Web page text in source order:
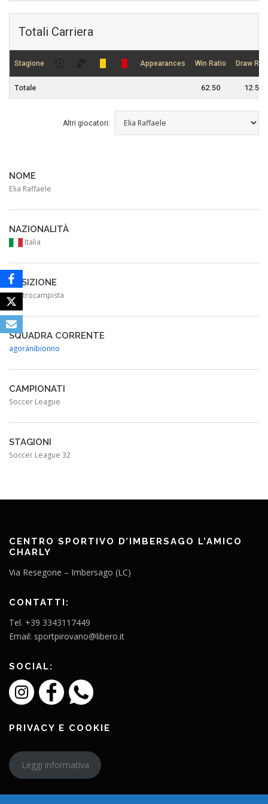
Totali Carriera
Stagione Appearances Win Ratio Draw
Totale 62.50 12.50
Altri giocatori:
NOME
Elia Raffaele
NAZIONALITÀ
Italia
POSIZIONE
Centrocampista
SQUADRA CORRENTE
agorànibionno
CAMPIONATI
Soccer League
STAGIONI
Soccer League 32
CENTRO SPORTIVO D’IMBERSAGO L’AMICO
CHARLY
Via Resegone – Imbersago (LC)
CONTATTI:
Tel. +39 3343117449
Email: sportpirovano@libero.it
SOCIAL:
PRIVACY E COOKIE
Leggi informativa